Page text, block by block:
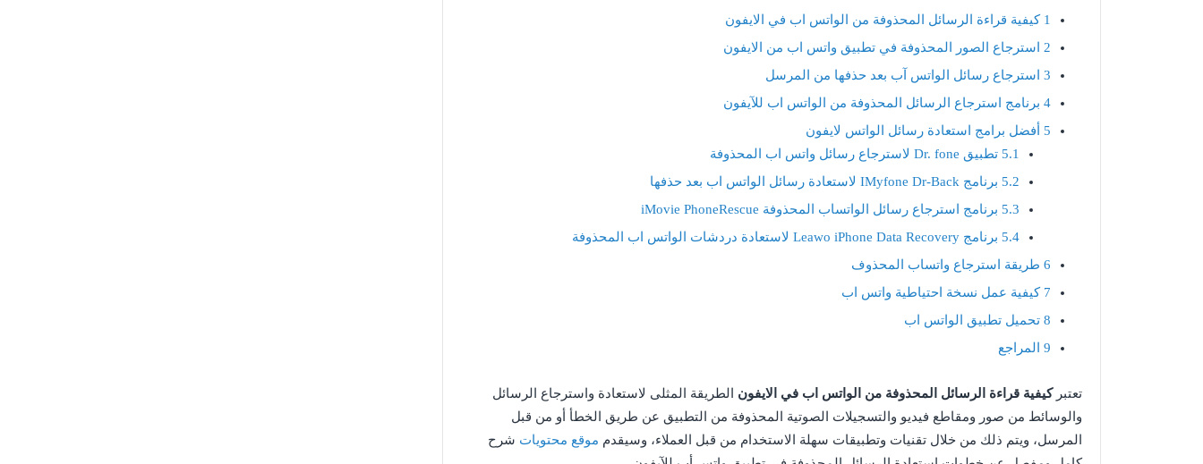
1 كيفية قراءة الرسائل المحذوفة من الواتس اب في الايفون
2 استرجاع الصور المحذوفة في تطبيق واتس اب من الايفون
3 استرجاع رسائل الواتس آب بعد حذفها من المرسل
4 برنامج استرجاع الرسائل المحذوفة من الواتس اب للآيفون
5 أفضل برامج استعادة رسائل الواتس لايفون
5.1 تطبيق Dr. fone لاسترجاع رسائل واتس اب المحذوفة
5.2 برنامج IMyfone Dr-Back لاستعادة رسائل الواتس اب بعد حذفها
5.3 برنامج استرجاع رسائل الواتساب المحذوفة iMovie PhoneRescue
5.4 برنامج Leawo iPhone Data Recovery لاستعادة دردشات الواتس اب المحذوفة
6 طريقة استرجاع واتساب المحذوف
7 كيفية عمل نسخة احتياطية واتس اب
8 تحميل تطبيق الواتس اب
9 المراجع
تعتبركيفية قراءة الرسائل المحذوفة من الواتس اب في الايفون الطريقة المثلى لاستعادة واسترجاع الرسائل
والوسائط من صور ومقاطع فيديو والتسجيلات الصوتية المحذوفة من التطبيق عن طريق الخطأ أو من قبل
المرسل، ويتم ذلك من خلال تقنيات وتطبيقات سهلة الاستخدام من قبل العملاء، وسيقدم موقع محتويات شرح